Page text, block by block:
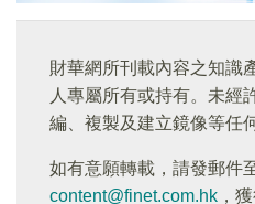
財華網所刊載內容之知識
人專屬所有或持有。未經
編、複製及建立鏡像等任
如有意願轉載，請發郵件
content@finet.com.hk ，